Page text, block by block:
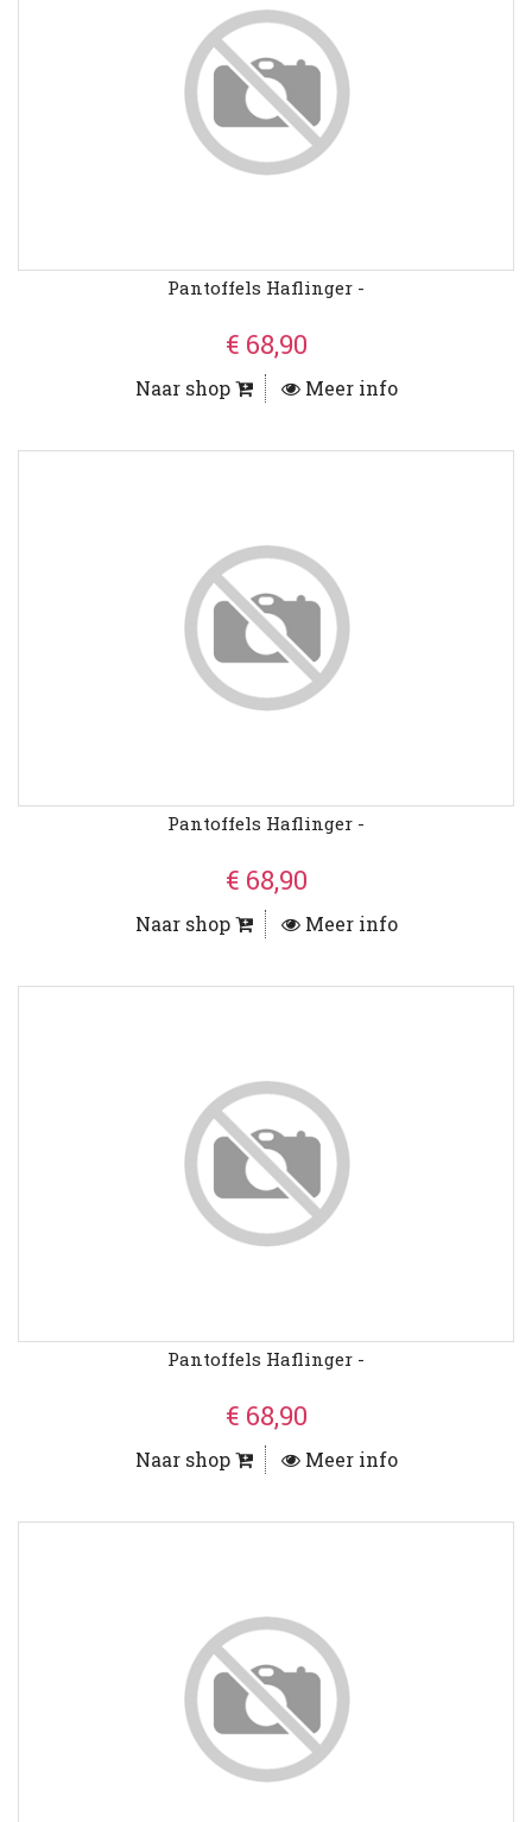
Pantoffels Haflinger -
€ 68,90
Naar shop Meer info
Pantoffels Haflinger -
€ 68,90
Naar shop Meer info
Pantoffels Haflinger -
€ 68,90
Naar shop Meer info